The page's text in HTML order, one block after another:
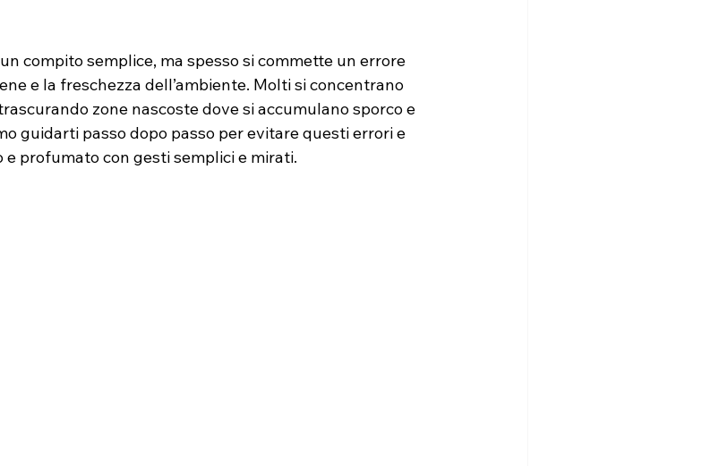
compito semplice, ma spesso si commette un errore
e la freschezza dell’ambiente. Molti si concentrano
zone nascoste dove si accumulano sporco e
guidarti passo dopo passo per evitare questi errori e
profumato con gesti semplici e mirati.